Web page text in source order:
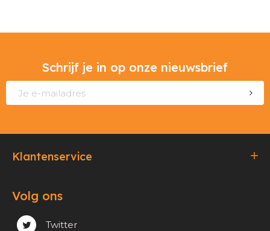
Schrijf je in op onze nieuwsbrief
Klantenservice
Verzending & Afhaling
Privacy & cookie beleid
Volg ons
Twitter